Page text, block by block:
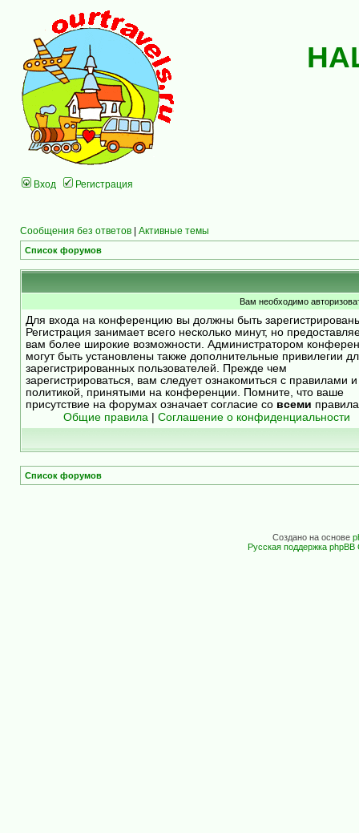
Вход Регистрация
Сообщения без ответов | Активные темы
Список форумов
Вам необходимо
Для входа на конференцию вы должны быть
Регистрация занимает всего несколько минут, но
вам более широкие возможности. Администратором
могут быть установлены также дополнительные привилегии
зарегистрированных пользователей. Прежде чем
зарегистрироваться, вам следует ознакомиться с правилами и
политикой, принятыми на конференции. Помните, что ваше
присутствие на форумах означает согласие со всеми
Общие правила
Соглашение о конфиденциальности
Список форумов
Создано на основе
Русская поддержка phpBB